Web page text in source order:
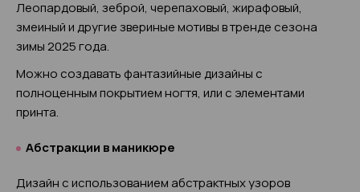
Леопардовый, зеброй, черепаховый, жирафовый,
змеиный и другие звериные мотивы в тренде сезона
зимы 2025 года.
Можно создавать фантазийные дизайны с
полноценным покрытием ногтя, или с элементами
принта.
Абстракции в маникюре
Дизайн с использованием абстрактных узоров